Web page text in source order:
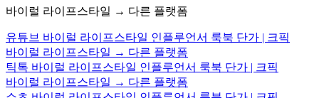
바이럴 라이프스타일 → 다른 플랫폼
유튜브 바이럴 라이프스타일 인플루언서 룩북 단가 | 크픽
바이럴 라이프스타일 → 다른 플랫폼
틱톡 바이럴 라이프스타일 인플루언서 룩북 단가 | 크픽
바이럴 라이프스타일 → 다른 플랫폼